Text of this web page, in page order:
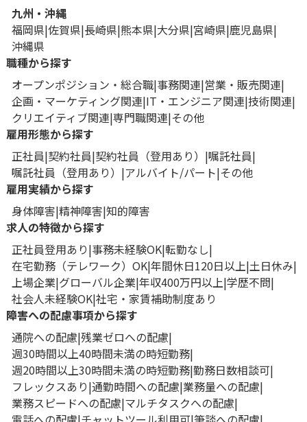
九州・沖縄
福岡県 佐賀県 長崎県 熊本県 大分県 宮崎県 鹿児島県
沖縄県
職種から探す
オープンポジション・総合職 事務関連 営業・販売関連
企画・マーケティング関連 IT・エンジニア関連 技術関連
クリエイティブ関連 専門職関連 その他
雇用形態から探す
正社員 契約社員 契約社員（登用あり）
嘱託社員
嘱託社員（登用あり）
アルバイト/パート その他
雇用実績から探す
身体障害 精神障害 知的障害
求人の特徴から探す
正社員登用あり 事務未経験OK 転勤なし
在宅勤務（テレワーク）OK 年間休日120日以上 土日休み
上場企業 グローバル企業 年収400万円以上 学歴不問
社会人未経験OK 社宅・家賃補助制度あり
障害への配慮事項から探す
通院への配慮 残業ゼロへの配慮
週30時間以上40時間未満の時短勤務
週20時間以上30時間未満の時短勤務 勤務日数相談可
フレックスあり 通勤時間への配慮 業務量への配慮
業務スピードへの配慮 マルチタスクへの配慮